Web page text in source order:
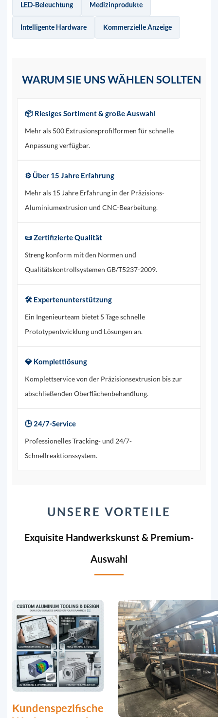
LED-Beleuchtung Medizinprodukte
Intelligente Hardware Kommerzielle Anzeige
WARUM SIE UNS WÄHLEN SOLLTEN
📦 Riesiges Sortiment & große Auswahl
Mehr als 500 Extrusionsprofilformen für schnelle
Anpassung verfügbar.
⚙️ Über 15 Jahre Erfahrung
Mehr als 15 Jahre Erfahrung in der Präzisions-
Aluminiumextrusion und CNC-Bearbeitung.
📜 Zertifizierte Qualität
Streng konform mit den Normen und
Qualitätskontrollsystemen GB/T5237-2009.
🛠️ Expertenunterstützung
Ein Ingenieurteam bietet 5 Tage schnelle
Prototypentwicklung und Lösungen an.
💎 Komplettlösung
Komplettservice von der Präzisionsextrusion bis zur
abschließenden Oberflächenbehandlung.
🕒 24/7-Service
Professionelles Tracking- und 24/7-
Schnellreaktionssystem.
UNSERE VORTEILE
Exquisite Handwerkskunst & Premium-
Auswahl
Kundenspezifische